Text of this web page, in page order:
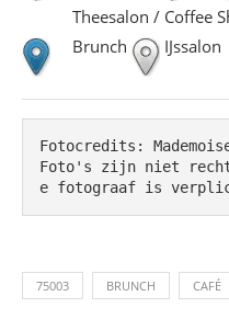
Theesalon / Coffee
Brunch
IJssalon
Fotocredits:
Foto's zijn niet
e fotograaf is
75003 BRUNCH CAFÉ